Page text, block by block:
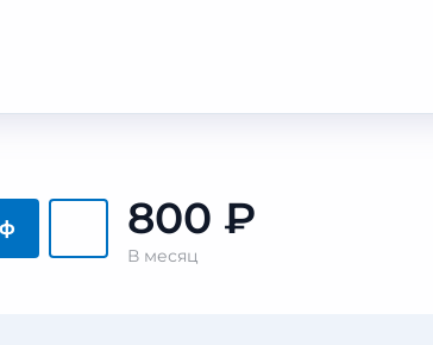
800 ₽
В месяц